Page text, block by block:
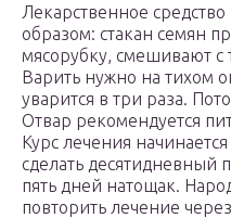
Лекарственное
образом: стакан семян
мясорубку, смешивают с
Варить нужно на тихом
уварится в три раза.
Отвар рекомендуется
Курс лечения
сделать десятидневный
пять дней натощак.
повторить лечение